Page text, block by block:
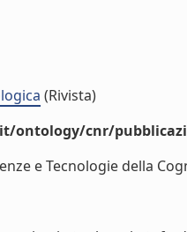
(Rivista)
ontology/cnr/
e Tecnologie della